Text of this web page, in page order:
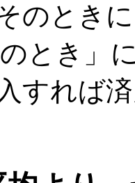
のとき
とき」
すれば